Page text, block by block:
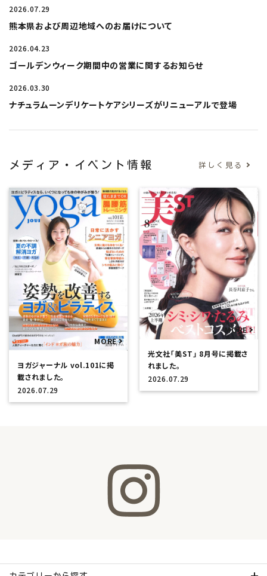
2026.07.29
熊本県および周辺地域へのお届けについて
2026.04.23
ゴールデンウィーク期間中の営業に関するお知らせ
2026.03.30
ナチュラムーンデリケートケアシリーズがリニューアルで登場
メディア・イベント情報 詳しく見る
ヨガジャーナル vol.101に掲
載されました。
2026.07.29
光文社「美ST」 8月号に掲載さ
れました。
2026.07.29